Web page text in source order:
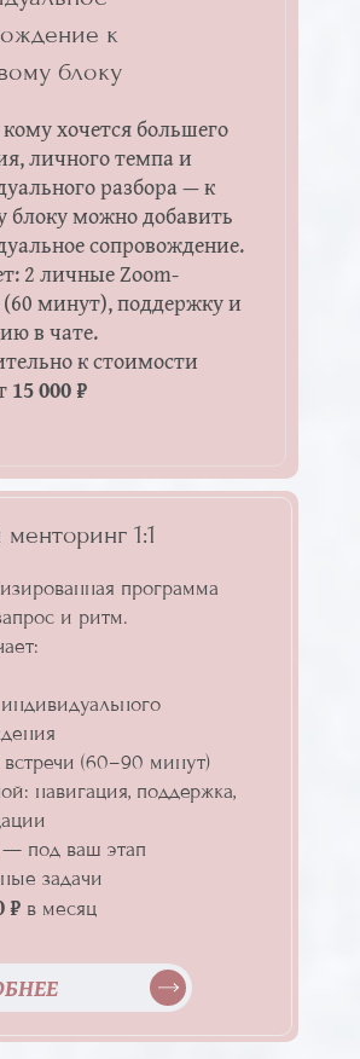
к
блоку
хочется большего
личного темпа и
разбора — к
блоку можно добавить
сопровождение.
2 личные Zoom-
минут), поддержку и
в чате.
к стоимости
15 000 ₽
1:1
программа
и ритм.
(60–90 минут)
навигация, поддержка,
под ваш этап
задачи
₽ в месяц